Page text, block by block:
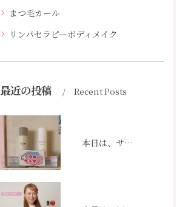
まつ毛カール
リンパセラピーボディメイク
最近の投稿 Recent Posts
本日は、サロンの一角に「今月イチオシ」コーナーを作りました👆